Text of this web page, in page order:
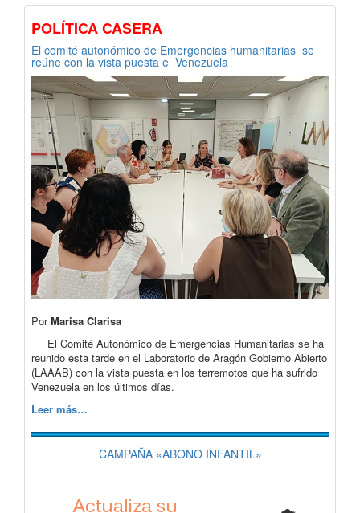
POLÍTICA CASERA
El comité autonómico de Emergencias humanitarias se
reúne con la vista puesta e Venezuela
PorMarisa Clarisa
El Comité Autonómico de Emergencias Humanitarias se ha
reunido esta tarde en el Laboratorio de Aragón Gobierno Abierto
(LAAAB) con la vista puesta en los terremotos que ha sufrido
Venezuela en los últimos días.
Leer más…
CAMPAÑA «ABONO INFANTIL»